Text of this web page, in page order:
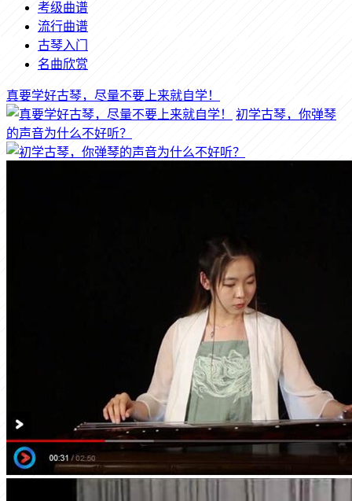
考级曲谱
流行曲谱
古琴入门
名曲欣赏
真要学好古琴，尽量不要上来就自学！
初学古琴，你弹琴
的声音为什么不好听？